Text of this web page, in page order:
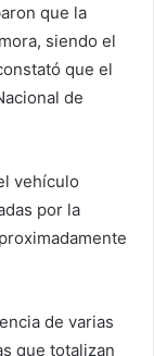
que la
siendo el
que el
de
vehículo
por la
de varias
que totalizan